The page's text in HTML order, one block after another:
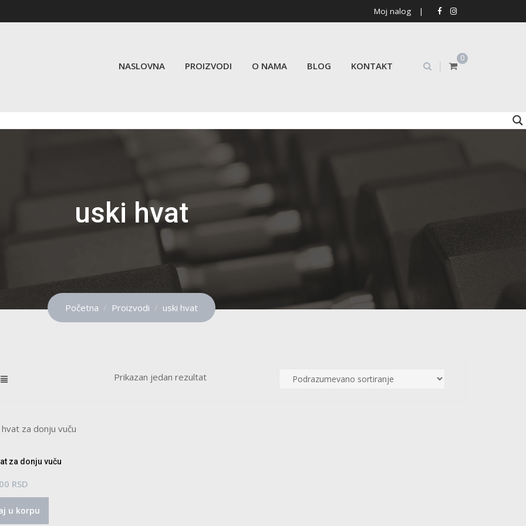
Moj nalog |
NASLOVNA PROIZVODI O NAMA BLOG KONTAKT
0
|
uski hvat
Početna Proizvodi uski hvat
Prikazan jedan rezultat
za donju vuču
RSD
u korpu